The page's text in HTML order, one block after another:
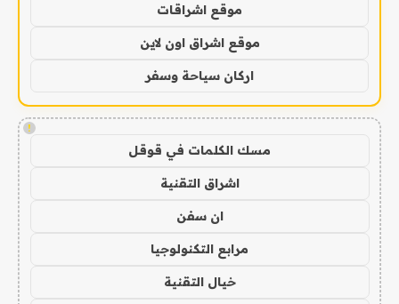
موقع اشراقات
موقع اشراق اون لاين
اركان سياحة وسفر
!
مسك الكلمات في قوقل
اشراق التقنية
ان سفن
مرابع التكنولوجيا
خيال التقنية